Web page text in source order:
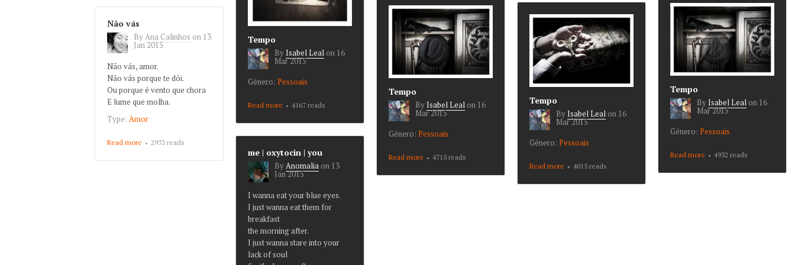
Tempo
ByIsabel Leal on 16
Mar 2015
Género: Pessoais
Read more about Tempo
4167 reads
Tempo
ByIsabel Leal on 16
Mar 2015
Género: Pessoais
Read more about Tempo
4932 reads
Tempo
ByIsabel Leal on 16
Mar 2015
Género: Pessoais
Read more about Tempo
4715 reads
Tempo
ByIsabel Leal on 16
Mar 2015
Género: Pessoais
Read more about Tempo
4015 reads
Não vás
ByAna Calinhos on 13
Jan 2015
Não vás, amor.
Não vás porque te dói.
Ou porque é vento que chora
E lume que molha.
Type: Amor
Read more about Não vás
2933 reads
me | oxytocin | you
ByAnomalia on 13
Jan 2015
I wanna eat your blue eyes.
I just wanna eat them for
breakfast
the morning after.
I just wanna stare into your
lack of soul